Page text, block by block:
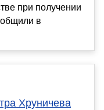
при получении
в
Хруничева